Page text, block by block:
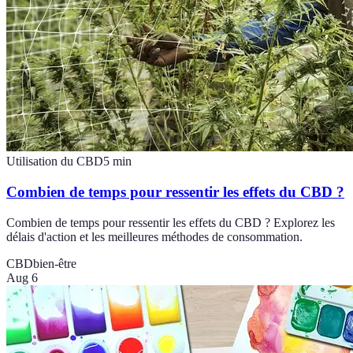
Utilisation du CBD5 min
Combien de temps pour ressentir les effets du CBD ?
Combien de temps pour ressentir les effets du CBD ? Explorez les
délais d'action et les meilleures méthodes de consommation.
CBDbien-être
Aug 6